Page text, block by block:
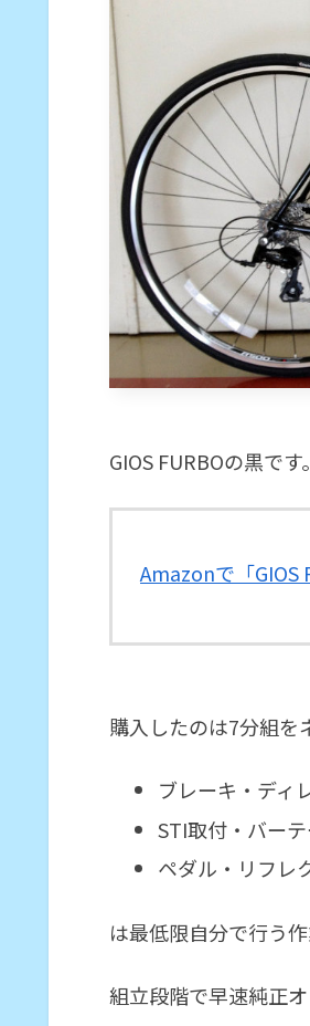
GIOS FURBOの黒です。
Amazonで「GIOS
購入したのは7分組を
ブレーキ・ディ
STI取付・バー
ペダル・リフレ
は最低限自分で行う
組立段階で早速純正